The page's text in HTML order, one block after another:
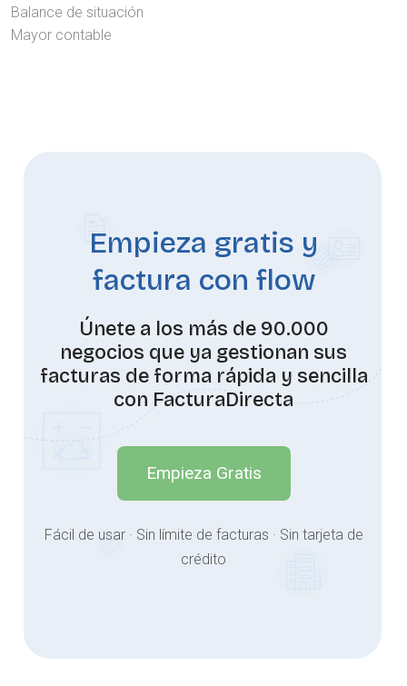
Balance de situación
Mayor contable
Empieza gratis y
factura con flow
Únete a los más de 90.000
negocios que ya gestionan sus
facturas de forma rápida y sencilla
con FacturaDirecta
Empieza Gratis
Fácil de usar · Sin límite de facturas · Sin tarjeta de
crédito